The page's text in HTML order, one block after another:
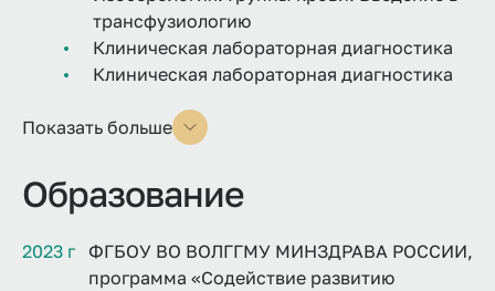
трансфузиологию
Клиническая лабораторная диагностика
Клиническая лабораторная диагностика
Показать больше
Образование
2023 г
ФГБОУ ВО ВОЛГГМУ МИНЗДРАВА РОССИИ,
программа «Содействие развитию